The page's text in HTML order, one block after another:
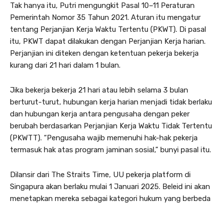
Tak hanya itu, Putri mengungkit Pasal 10–11 Peraturan
Pemerintah Nomor 35 Tahun 2021. Aturan itu mengatur
tentang Perjanjian Kerja Waktu Tertentu (PKWT). Di pasal
itu, PKWT dapat dilakukan dengan Perjanjian Kerja harian.
Perjanjian ini diteken dengan ketentuan pekerja bekerja
kurang dari 21 hari dalam 1 bulan.
Jika bekerja bekerja 21 hari atau lebih selama 3 bulan
berturut-turut, hubungan kerja harian menjadi tidak berlaku
dan hubungan kerja antara pengusaha dengan peker
berubah berdasarkan Perjanjian Kerja Waktu Tidak Tertentu
(PKWTT). “Pengusaha wajib memenuhi hak-hak pekerja
termasuk hak atas program jaminan sosial,” bunyi pasal itu.
Dilansir dari The Straits Time, UU pekerja platform di
Singapura akan berlaku mulai 1 Januari 2025. Beleid ini akan
menetapkan mereka sebagai kategori hukum yang berbeda